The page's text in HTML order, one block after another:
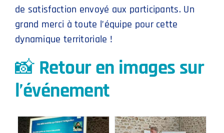
de satisfaction envoyé aux participants. Un
grand merci à toute l’équipe pour cette
dynamique territoriale !
📸 Retour en images sur
l’événement